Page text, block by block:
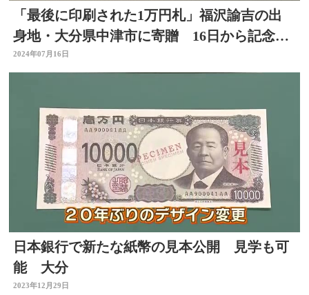
「最後に印刷された1万円札」福沢諭吉の出
身地・大分県中津市に寄贈 16日から記念館
に展示
2024年07月16日
日本銀行で新たな紙幣の見本公開 見学も可
能 大分
2023年12月29日